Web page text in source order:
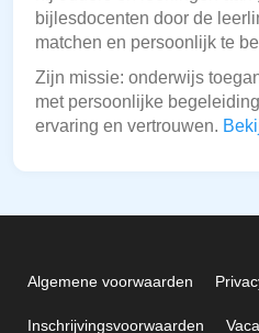
bijlesdocenten door de
matchen en persoonlijk te
Zijn missie: onderwijs
met persoonlijke
ervaring en vertrouwen.
Algemene voorwaarden
Inschrijvingsvoorwaarden